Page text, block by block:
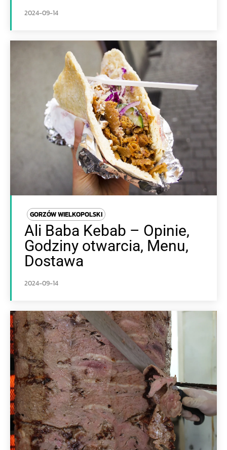
2024-09-14
GORZÓW WIELKOPOLSKI
Ali Baba Kebab – Opinie,
Godziny otwarcia, Menu,
Dostawa
2024-09-14